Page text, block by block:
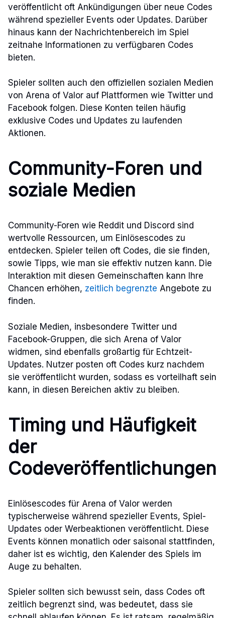
veröffentlicht oft Ankündigungen über neue Codes
während spezieller Events oder Updates. Darüber
hinaus kann der Nachrichtenbereich im Spiel
zeitnahe Informationen zu verfügbaren Codes
bieten.
Spieler sollten auch den offiziellen sozialen Medien
von Arena of Valor auf Plattformen wie Twitter und
Facebook folgen. Diese Konten teilen häufig
exklusive Codes und Updates zu laufenden
Aktionen.
Community-Foren und
soziale Medien
Community-Foren wie Reddit und Discord sind
wertvolle Ressourcen, um Einlösescodes zu
entdecken. Spieler teilen oft Codes, die sie finden,
sowie Tipps, wie man sie effektiv nutzen kann. Die
Interaktion mit diesen Gemeinschaften kann Ihre
Chancen erhöhen, zeitlich begrenzte Angebote zu
finden.
Soziale Medien, insbesondere Twitter und
Facebook-Gruppen, die sich Arena of Valor
widmen, sind ebenfalls großartig für Echtzeit-
Updates. Nutzer posten oft Codes kurz nachdem
sie veröffentlicht wurden, sodass es vorteilhaft sein
kann, in diesen Bereichen aktiv zu bleiben.
Timing und Häufigkeit
der
Codeveröffentlichungen
Einlösescodes für Arena of Valor werden
typischerweise während spezieller Events, Spiel-
Updates oder Werbeaktionen veröffentlicht. Diese
Events können monatlich oder saisonal stattfinden,
daher ist es wichtig, den Kalender des Spiels im
Auge zu behalten.
Spieler sollten sich bewusst sein, dass Codes oft
zeitlich begrenzt sind, was bedeutet, dass sie